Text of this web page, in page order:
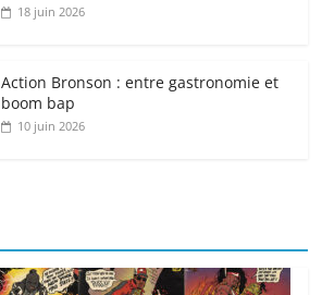
18 juin 2026
Action Bronson : entre gastronomie et
boom bap
10 juin 2026